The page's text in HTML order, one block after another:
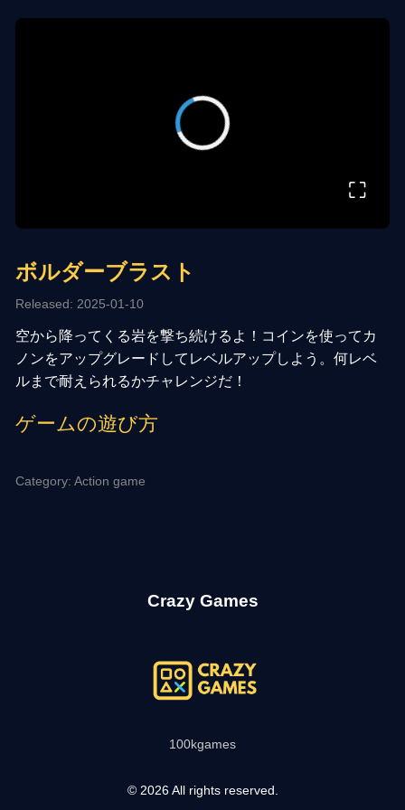
⛶
ボルダーブラスト
Released: 2025-01-10
空から降ってくる岩を撃ち続けるよ！コインを使ってカ
ノンをアップグレードしてレベルアップしよう。何レベ
ルまで耐えられるかチャレンジだ！
ゲームの遊び方
Category: Action game
Crazy Games
100kgames
© 2026 All rights reserved.